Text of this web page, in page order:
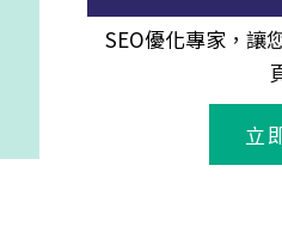
SEO優化專家，讓
立